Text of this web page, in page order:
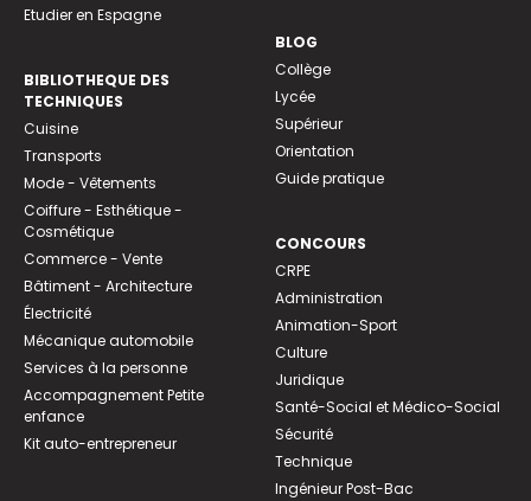
Etudier en Espagne
BIBLIOTHEQUE DES
TECHNIQUES
Cuisine
Transports
Mode - Vêtements
Coiffure - Esthétique -
Cosmétique
Commerce - Vente
Bâtiment - Architecture
Électricité
Mécanique automobile
Services à la personne
Accompagnement Petite
enfance
Kit auto-entrepreneur
BLOG
Collège
Lycée
Supérieur
Orientation
Guide pratique
CONCOURS
CRPE
Administration
Animation-Sport
Culture
Juridique
Santé-Social et Médico-Social
Sécurité
Technique
Ingénieur Post-Bac